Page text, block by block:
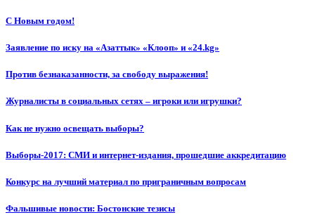
С Новым годом!
Заявление по иску на «Азаттык» «Клооп» и «24.kg»
Против безнаказанности, за свободу выражения!
Журналисты в социальных сетях – игроки или игрушки?
Как не нужно освещать выборы?
Выборы-2017: СМИ и интернет-издания, прошедшие аккредитацию
Конкурс на лучший материал по приграничным вопросам
Фальшивые новости: Бостонские тезисы